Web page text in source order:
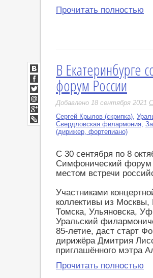
Прочитать полностью
В Екатеринбурге
форум России
Добавлено 18 сентября 2021
Сергей Крылов (скрипка)
Свердловская филармония
(дирижер, фортепиано)
С 30 сентября по 8
Симфонический форум
местом встречи
Участниками
коллективы из Москвы,
Томска, Ульяновска,
Уральский
85-летие, даст старт
дирижёра Дмитрия
приглашённого мэтра
Прочитать полностью
ВКонтакте
Facebook
Twitter
Мой
Мир
Google+
LiveJournal